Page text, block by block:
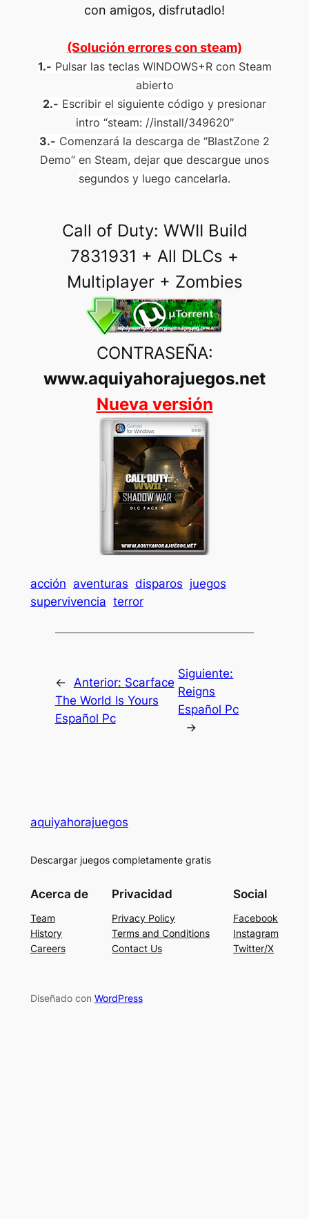
con amigos, disfrutadlo!
(Solución errores con steam)
1.- Pulsar las teclas WINDOWS+R con Steam
abierto
2.- Escribir el siguiente código y presionar
intro “steam: //install/349620″
3.- Comenzará la descarga de “BlastZone 2
Demo” en Steam, dejar que descargue unos
segundos y luego cancelarla.
Call of Duty: WWII Build
7831931 + All DLCs +
Multiplayer + Zombies
CONTRASEÑA:
www.aquiyahorajuegos.net
Nueva versión
acción aventuras disparos juegos
supervivencia terror
← Anterior: Scarface
The World Is Yours
Español Pc
Siguiente:
Reigns
Español Pc
→
aquiyahorajuegos
Descargar juegos completamente gratis
Acerca de
Team
History
Careers
Privacidad
Privacy Policy
Terms and Conditions
Contact Us
Social
Facebook
Instagram
Twitter/X
Diseñado con WordPress